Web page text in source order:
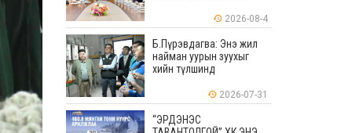
илүү бодит үр дүн чухал
2026-08-4
Б.Пүрэвдагва: Энэ жил
найман уурын зуухыг
хийн түлшинд
2026-07-31
“ЭРДЭНЭС